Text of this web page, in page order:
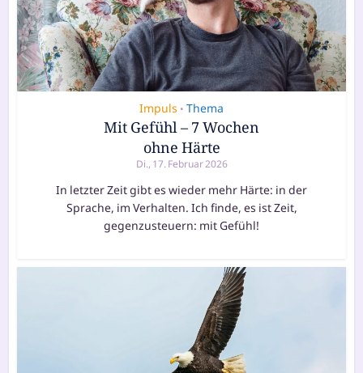
Impuls • Thema
Mit Gefühl – 7 Wochen
ohne Härte
Di., 17. Februar 2026
In letzter Zeit gibt es wieder mehr Härte: in der
Sprache, im Verhalten. Ich finde, es ist Zeit,
gegenzusteuern: mit Gefühl!